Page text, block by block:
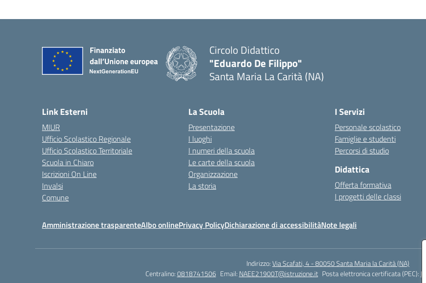
Circolo Didattico
"Eduardo De Filippo"
Santa Maria La Carità (NA)
Link Esterni
MIUR
Ufficio Scolastico Regionale
Ufficio Scolastico Territoriale
Scuola in Chiaro
Iscrizioni On Line
Invalsi
Comune
La Scuola
Presentazione
I luoghi
I numeri della scuola
Le carte della scuola
Organizzazione
La storia
I Servizi
Personale scolastico
Famiglie e studenti
Percorsi di studio
Didattica
Offerta formativa
I progetti delle classi
Amministrazione trasparenteAlbo onlinePrivacy PolicyDichiarazione di accessibilitàNote legali
Indirizzo:Via Scafati, 4 - 80050 Santa Maria la Carità (NA)
Centralino:0818741506 Email: NAEE21900T@istruzione.it Posta elettronica certificata (PEC):